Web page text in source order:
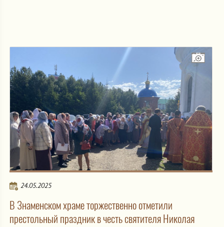
24.05.2025
В Знаменском храме торжественно отметили
престольный праздник в честь святителя Николая